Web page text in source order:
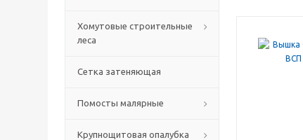
Хомутовые строительные
леса
Сетка затеняющая
Помосты малярные
Крупнощитовая опалубка